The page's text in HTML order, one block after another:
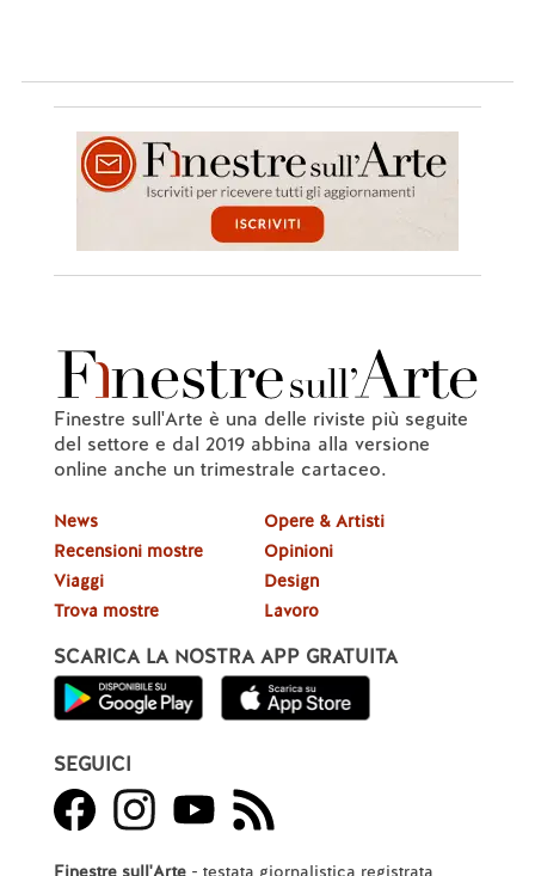
Finestre sull'Arte è una delle riviste più seguite
del settore e dal 2019 abbina alla versione
online anche un trimestrale cartaceo.
News
Recensioni mostre
Viaggi
Trova mostre
Opere & Artisti
Opinioni
Design
Lavoro
SCARICA LA NOSTRA APP GRATUITA
SEGUICI
Finestre sull'Arte- testata giornalistica registrata